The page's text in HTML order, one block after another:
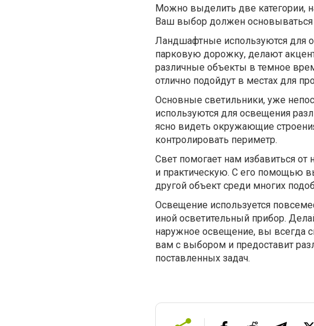
Можно выделить две категории,
Ваш выбор должен основываться
Ландшафтные используются для
парковую дорожку, делают
различные объекты в темное
отлично подойдут в местах для
Основные светильники, уже
используются для освещения
ясно видеть окружающие
контролировать периметр.
Свет помогает нам избавиться от
и практическую. С его помощью
другой объект среди многих
Освещение используется
иной осветительный прибор.
наружное освещение, вы всегда
вам с выбором и предоставит
поставленных задач.